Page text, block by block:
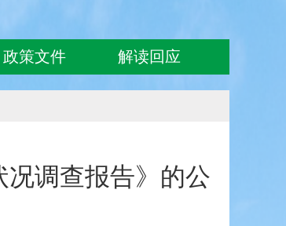
政策文件 解读回应
调查报告》的公